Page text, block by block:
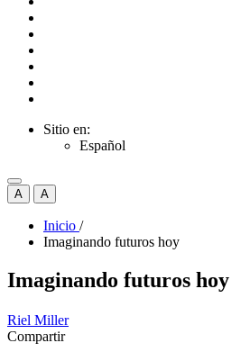
Sitio en:
Español
A A
Inicio /
Imaginando futuros hoy
Imaginando futuros hoy
Riel Miller
Compartir